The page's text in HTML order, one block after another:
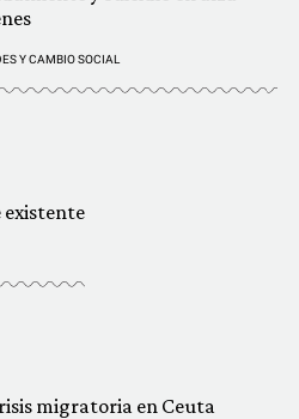
Y CAMBIO SOCIAL
existente
migratoria en Ceuta